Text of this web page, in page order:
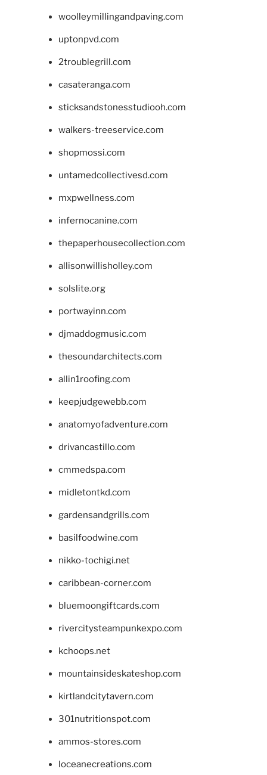
woolleymillingandpaving.com
uptonpvd.com
2troublegrill.com
casateranga.com
sticksandstonesstudiooh.com
walkers-treeservice.com
shopmossi.com
untamedcollectivesd.com
mxpwellness.com
infernocanine.com
thepaperhousecollection.com
allisonwillisholley.com
solslite.org
portwayinn.com
djmaddogmusic.com
thesoundarchitects.com
allin1roofing.com
keepjudgewebb.com
anatomyofadventure.com
drivancastillo.com
cmmedspa.com
midletontkd.com
gardensandgrills.com
basilfoodwine.com
nikko-tochigi.net
caribbean-corner.com
bluemoongiftcards.com
rivercitysteampunkexpo.com
kchoops.net
mountainsideskateshop.com
kirtlandcitytavern.com
301nutritionspot.com
ammos-stores.com
loceanecreations.com